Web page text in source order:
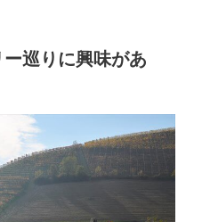
巡りに興味があ